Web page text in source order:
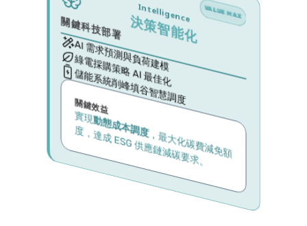
VALUE MAX
Intelligence
決策智能化
關鍵科技部署
AI 需求預測與負荷建模
綠電採購策略 AI 最佳化
儲能系統削峰填谷智慧調度
關鍵效益
實現動態成本調度
，
最
大
化
碳
費
減
免
額
度
，
達
成
E
S
G
供
應
鏈
減
碳
要
求
。